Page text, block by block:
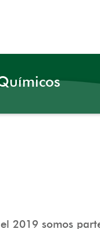
2019 somos